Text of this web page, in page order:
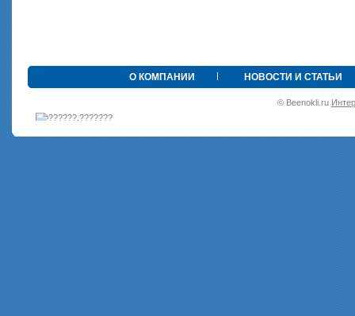
О КОМПАНИИ НОВОСТИ И СТАТЬИ
© Beenokli.ru
•